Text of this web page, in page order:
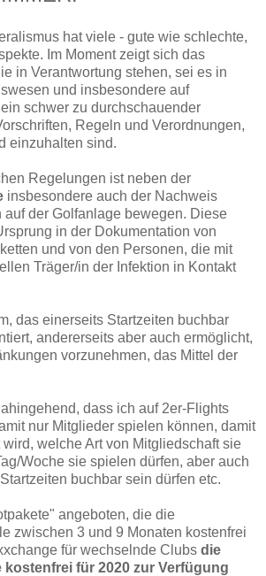
hat viele - gute wie schlechte,
Im Moment zeigt sich das
in Verantwortung stehen, sei es in
und insbesondere auf
schwer zu durchschauender
Regeln und Verordnungen,
einzuhalten sind.
Regelungen ist neben der
insbesondere auch der Nachweis
der Golfanlage bewegen. Diese
in der Dokumentation von
und von den Personen, die mit
Träger/in der Infektion in Kontakt
das einerseits Startzeiten buchbar
andererseits aber auch ermöglicht,
vorzunehmen, das Mittel der
dass ich auf 2er-Flights
nur Mitglieder spielen können, damit
welche Art von Mitgliedschaft sie
Woche sie spielen dürfen, aber auch
buchbar sein dürfen etc.
angeboten, die die
zwischen 3 und 9 Monaten kostenfrei
für wechselnde Clubs die
kostenfrei für 2020 zur Verfügung